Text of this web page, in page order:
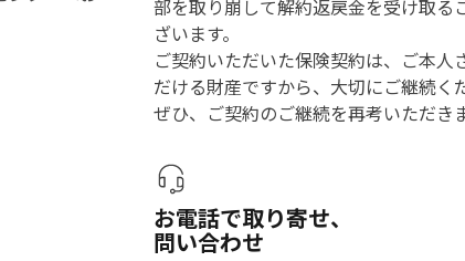
部を取り崩して解約返戻金を受け取る
ざいます。
ご契約いただいた保険契約は、ご本
だける財産ですから、大切にご継続く
ぜひ、ご契約のご継続を再考いただき
お電話で取り寄せ、
問い合わせ